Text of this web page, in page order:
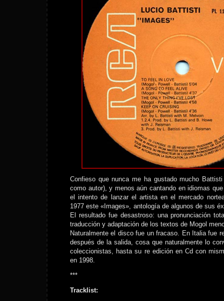
Confieso que nunca me ha gustado mucho
como autor), y menos aún cantando en idiomas
el intento de lanzar el artista en el mercado
1977 este «Images», antología de algunos de sus
El resultado fue desastroso: una pronunciación
traducción y adaptación de los textos de Mogol
Naturalmente el disco fue un fracaso. En Italia fue
después de la salida, cosa que naturalmente lo
coleccionistas, hasta su re edición en Cd con
en 1998.
***
Tracklist: